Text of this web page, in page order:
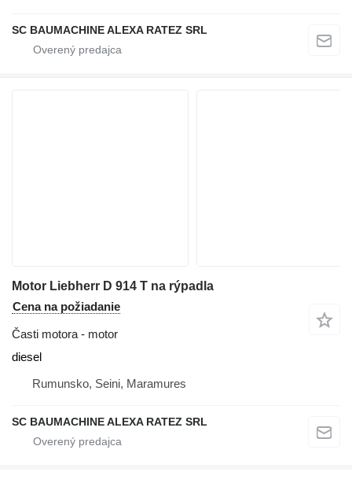
SC BAUMACHINE ALEXA RATEZ SRL
Motor Liebherr D 914 T na rýpadla
Cena na požiadanie
Časti motora - motor
diesel
Rumunsko, Seini, Maramures
SC BAUMACHINE ALEXA RATEZ SRL